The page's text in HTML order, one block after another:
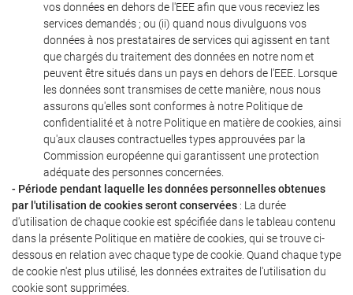
vos données en dehors de l'EEE afin que vous receviez les
services demandés ; ou (ii) quand nous divulguons vos
données à nos prestataires de services qui agissent en tant
que chargés du traitement des données en notre nom et
peuvent être situés dans un pays en dehors de l'EEE. Lorsque
les données sont transmises de cette manière, nous nous
assurons qu'elles sont conformes à notre Politique de
confidentialité et à notre Politique en matière de cookies, ainsi
qu'aux clauses contractuelles types approuvées par la
Commission européenne qui garantissent une protection
adéquate des personnes concernées.
- Période pendant laquelle les données personnelles obtenues
par l'utilisation de cookies seront conservées : La durée
d'utilisation de chaque cookie est spécifiée dans le tableau contenu
dans la présente Politique en matière de cookies, qui se trouve ci-
dessous en relation avec chaque type de cookie. Quand chaque type
de cookie n'est plus utilisé, les données extraites de l'utilisation du
cookie sont supprimées.